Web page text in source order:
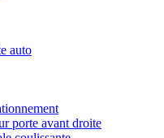
auto
porte avant droite